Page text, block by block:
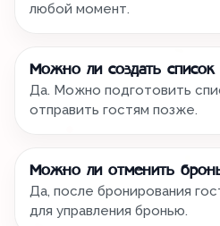
любой момент.
Можно ли создать список
Да. Можно подготовить
отправить гостям позже.
Можно ли отменить
Да, после бронирования
для управления бронью.